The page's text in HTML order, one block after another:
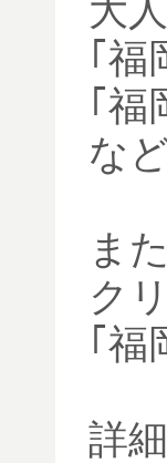
大
｢福
｢福
な
ま
ク
｢福
詳